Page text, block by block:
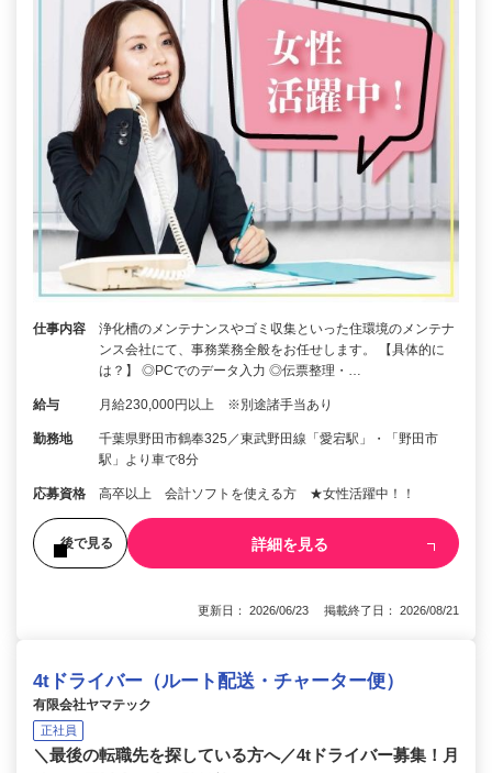
仕事内容
浄化槽のメンテナンスやゴミ収集といった住環境のメンテナ
ンス会社にて、事務業務全般をお任せします。 【具体的に
は？】 ◎PCでのデータ入力 ◎伝票整理・…
給与 月給230,000円以上 ※別途諸手当あり
勤務地
千葉県野田市鶴奉325／東武野田線「愛宕駅」・「野田市
駅」より車で8分
応募資格 高卒以上 会計ソフトを使える方 ★女性活躍中！！
後で見る 詳細を見る
更新日： 2026/06/23 掲載終了日： 2026/08/21
4tドライバー（ルート配送・チャーター便）
有限会社ヤマテック
正社員
＼最後の転職先を探している方へ／4tドライバー募集！月